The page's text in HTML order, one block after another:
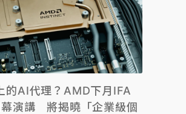
的AI代理？AMD下月IFA
演講 將揭曉「企業級個